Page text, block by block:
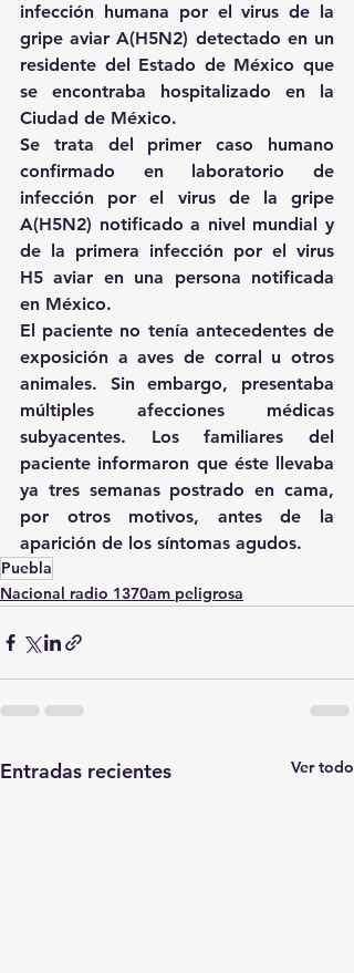
infección humana por el virus de la
gripe aviar A(H5N2) detectado en un
residente del Estado de México que
se encontraba hospitalizado en la
Ciudad de México.
Se trata del primer caso humano
confirmado en laboratorio de
infección por el virus de la gripe
A(H5N2) notificado a nivel mundial y
de la primera infección por el virus
H5 aviar en una persona notificada
en México.
El paciente no tenía antecedentes de
exposición a aves de corral u otros
animales. Sin embargo, presentaba
múltiples afecciones médicas
subyacentes. Los familiares del
paciente informaron que éste llevaba
ya tres semanas postrado en cama,
por otros motivos, antes de la
aparición de los síntomas agudos.
Puebla
Nacional radio 1370am peligrosa
Entradas recientes Ver todo